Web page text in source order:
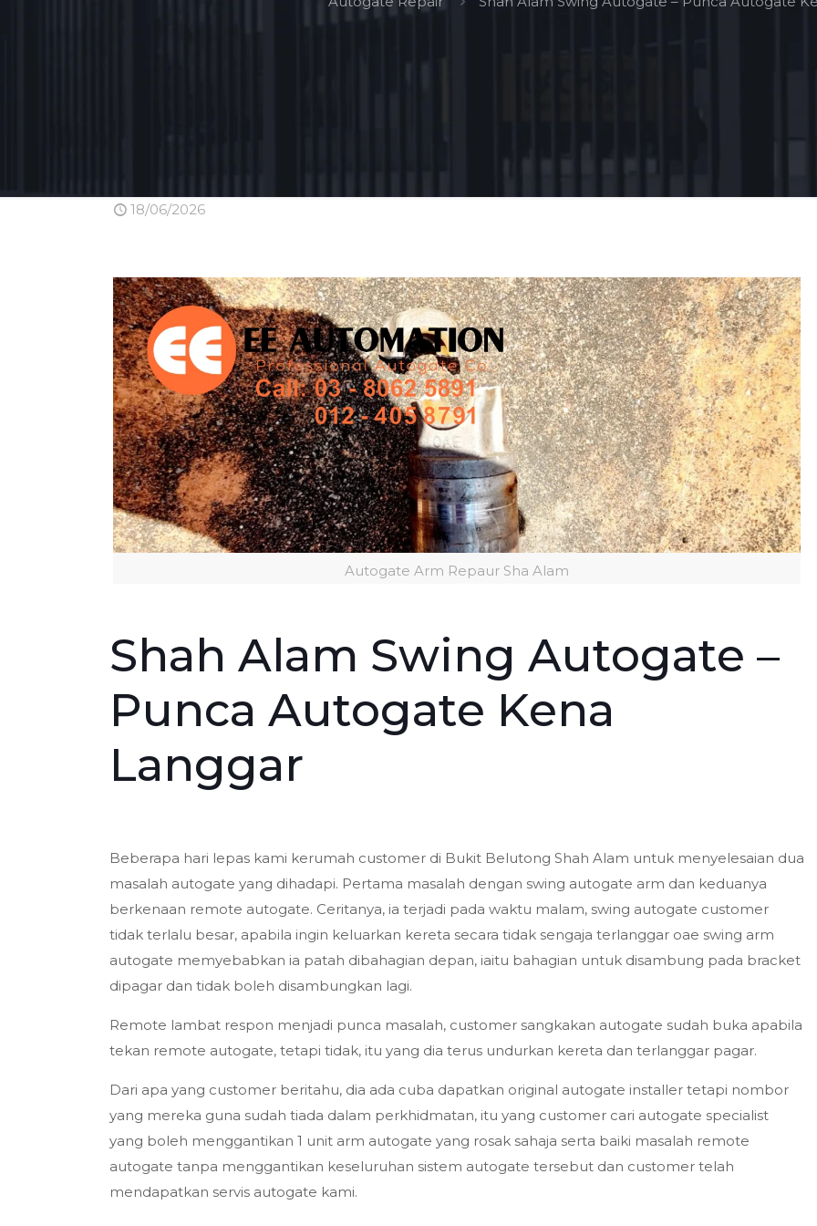
18/06/2026
Autogate Arm Repaur Sha Alam
Shah Alam Swing Autogate –
Punca Autogate Kena
Langgar
Beberapa hari lepas kami kerumah customer di Bukit Belutong Shah Alam untuk menyelesaian dua
masalah autogate yang dihadapi. Pertama masalah dengan swing autogate arm dan keduanya
berkenaan remote autogate. Ceritanya, ia terjadi pada waktu malam, swing autogate customer
tidak terlalu besar, apabila ingin keluarkan kereta secara tidak sengaja terlanggar oae swing arm
autogate memyebabkan ia patah dibahagian depan, iaitu bahagian untuk disambung pada bracket
dipagar dan tidak boleh disambungkan lagi.
Remote lambat respon menjadi punca masalah, customer sangkakan autogate sudah buka apabila
tekan remote autogate, tetapi tidak, itu yang dia terus undurkan kereta dan terlanggar pagar.
Dari apa yang customer beritahu, dia ada cuba dapatkan original autogate installer tetapi nombor
yang mereka guna sudah tiada dalam perkhidmatan, itu yang customer cari autogate specialist
yang boleh menggantikan 1 unit arm autogate yang rosak sahaja serta baiki masalah remote
autogate tanpa menggantikan keseluruhan sistem autogate tersebut dan customer telah
mendapatkan servis autogate kami.